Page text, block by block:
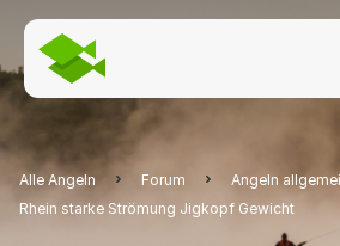
Alle Angeln Forum
Angeln
Rhein starke Strömung Jigkopf Gewicht